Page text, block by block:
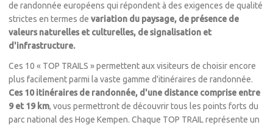
de randonnée européens qui répondent à des exigences de qualité
strictes en termes de variation du paysage, de présence de
valeurs naturelles et culturelles, de signalisation et
d'infrastructure.
Ces 10 « TOP TRAILS » permettent aux visiteurs de choisir encore
plus facilement parmi la vaste gamme d'itinéraires de randonnée.
Ces 10 itinéraires de randonnée, d'une distance comprise entre
9 et 19 km, vous permettront de découvrir tous les points forts du
parc national des Hoge Kempen. Chaque TOP TRAIL représente un